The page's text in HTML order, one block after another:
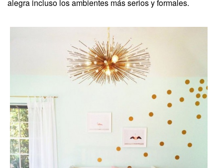
alegra incluso los ambientes más serios y formales.